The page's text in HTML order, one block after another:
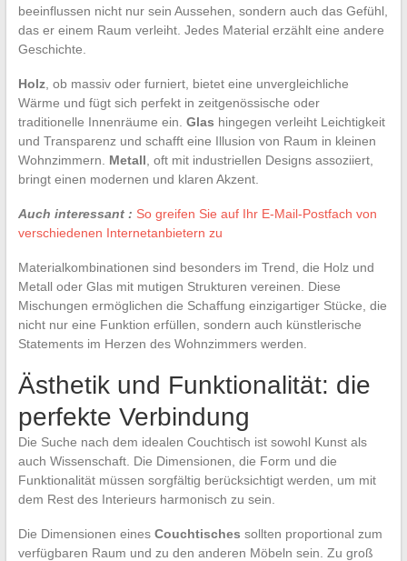
beeinflussen nicht nur sein Aussehen, sondern auch das Gefühl,
das er einem Raum verleiht. Jedes Material erzählt eine andere
Geschichte.
Holz, ob massiv oder furniert, bietet eine unvergleichliche
Wärme und fügt sich perfekt in zeitgenössische oder
traditionelle Innenräume ein. Glas hingegen verleiht Leichtigkeit
und Transparenz und schafft eine Illusion von Raum in kleinen
Wohnzimmern. Metall , oft mit industriellen Designs assoziiert,
bringt einen modernen und klaren Akzent.
Auch interessant : So greifen Sie auf Ihr E-Mail-Postfach von
verschiedenen Internetanbietern zu
Materialkombinationen sind besonders im Trend, die Holz und
Metall oder Glas mit mutigen Strukturen vereinen. Diese
Mischungen ermöglichen die Schaffung einzigartiger Stücke, die
nicht nur eine Funktion erfüllen, sondern auch künstlerische
Statements im Herzen des Wohnzimmers werden.
Ästhetik und Funktionalität: die
perfekte Verbindung
Die Suche nach dem idealen Couchtisch ist sowohl Kunst als
auch Wissenschaft. Die Dimensionen, die Form und die
Funktionalität müssen sorgfältig berücksichtigt werden, um mit
dem Rest des Interieurs harmonisch zu sein.
Die Dimensionen eines Couchtisches sollten proportional zum
verfügbaren Raum und zu den anderen Möbeln sein. Zu groß